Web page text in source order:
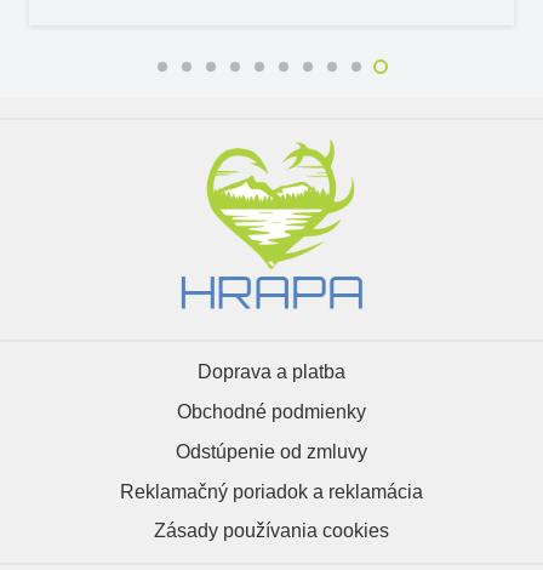
Doprava a platba
Obchodné podmienky
Odstúpenie od zmluvy
Reklamačný poriadok a reklamácia
Zásady používania cookies